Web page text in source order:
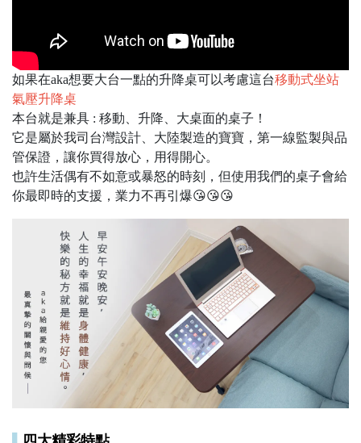
如果在aka想要大台一點的升降桌可以考慮這台移動式坐站
氣壓升降桌
本台就是兼具 : 移動、升降、大桌面的桌子！
它是屬於我司台灣設計、大陸製造的寶寶，第一線監製與品
管保證，讓你買得放心，用得開心。
也許生活偶有不如意或暴怒的時刻，但使用我們的桌子會給
你最即時的支援，業力不再引爆😘😘😘